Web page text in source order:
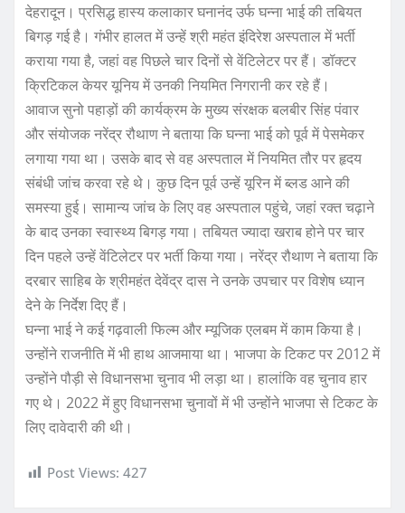
o
o
k
p
p
देहरादून। प्रसिद्ध हास्य कलाकार घनानंद उर्फ घन्ना भाई की तबियत
बिगड़ गई है। गंभीर हालत में उन्हें श्री महंत इंदिरेश अस्पताल में भर्ती
कराया गया है, जहां वह पिछले चार दिनों से वेंटिलेटर पर हैं। डॉक्टर
क्रिटिकल केयर यूनिय में उनकी नियमित निगरानी कर रहे हैं।
आवाज सुनो पहाड़ों की कार्यक्रम के मुख्य संरक्षक बलबीर सिंह पंवार
और संयोजक नरेंद्र रौथाण ने बताया कि घन्ना भाई को पूर्व में पेसमेकर
लगाया गया था। उसके बाद से वह अस्पताल में नियमित तौर पर हृदय
संबंधी जांच करवा रहे थे। कुछ दिन पूर्व उन्हें यूरिन में ब्लड आने की
समस्या हुई। सामान्य जांच के लिए वह अस्पताल पहुंचे, जहां रक्त चढ़ाने
के बाद उनका स्वास्थ्य बिगड़ गया। तबियत ज्यादा खराब होने पर चार
दिन पहले उन्हें वेंटिलेटर पर भर्ती किया गया। नरेंद्र रौथाण ने बताया कि
दरबार साहिब के श्रीमहंत देवेंद्र दास ने उनके उपचार पर विशेष ध्यान
देने के निर्देश दिए हैं।
घन्ना भाई ने कई गढ़वाली फिल्म और म्यूजिक एलबम में काम किया है।
उन्होंने राजनीति में भी हाथ आजमाया था। भाजपा के टिकट पर 2012 में
उन्होंने पौड़ी से विधानसभा चुनाव भी लड़ा था। हालांकि वह चुनाव हार
गए थे। 2022 में हुए विधानसभा चुनावों में भी उन्होंने भाजपा से टिकट के
लिए दावेदारी की थी।
Post Views: 427